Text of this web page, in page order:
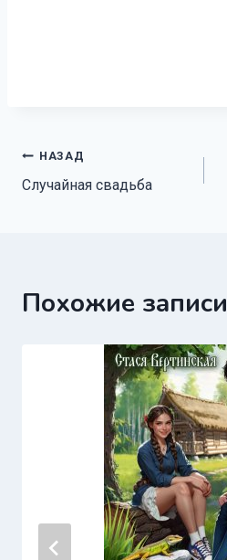
Навигация
по
НАЗАД
Случайная свадьба
Похожие записи